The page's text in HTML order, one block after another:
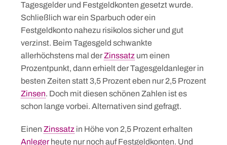
Tagesgelder und Festgeldkonten gesetzt wurde.
Schließlich war ein Sparbuch oder ein
Festgeldkonto nahezu risikolos sicher und gut
verzinst. Beim Tagesgeld schwankte
allerhöchstens mal der Zinssatz um einen
Prozentpunkt, dann erhielt der Tagesgeldanleger in
besten Zeiten statt 3,5 Prozent eben nur 2,5 Prozent
Zinsen. Doch mit diesen schönen Zahlen ist es
schon lange vorbei. Alternativen sind gefragt.
Einen Zinssatz in Höhe von 2,5 Prozent erhalten
Anlegerheute nur noch auf Festgeldkonten. Und